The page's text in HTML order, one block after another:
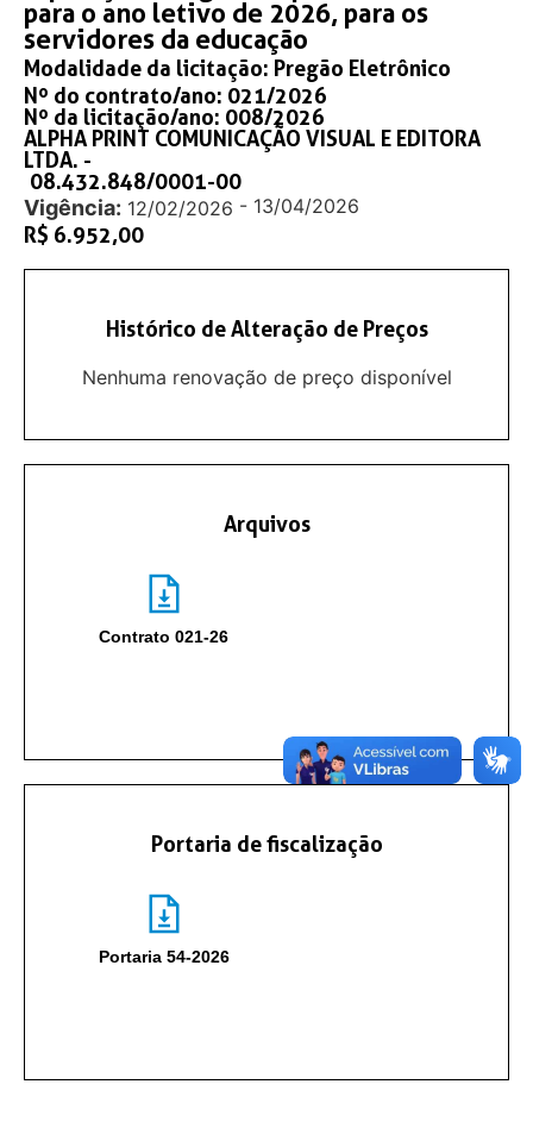
para o ano letivo de 2026, para os
servidores da educação
Modalidade da licitação: Pregão Eletrônico
Nº do contrato/ano: 021/2026
Nº da licitação/ano: 008/2026
ALPHA PRINT COMUNICAÇÃO VISUAL E EDITORA
LTDA. -
08.432.848/0001-00
Vigência: 12/02/2026 - 13/04/2026
R$ 6.952,00
Histórico de Alteração de Preços
Nenhuma renovação de preço disponível
Arquivos
Contrato 021-26
Portaria de fiscalização
Portaria 54-2026